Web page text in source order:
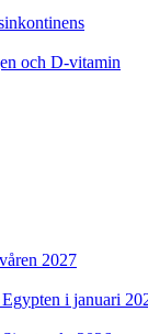
och D-vitamin
2027
i januari